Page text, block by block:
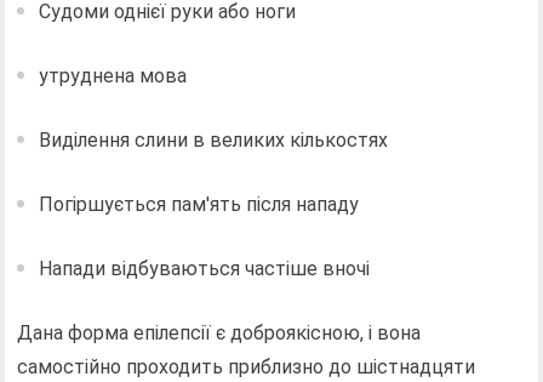
Судоми однієї руки або ноги
утруднена мова
Виділення слини в великих кількостях
Погіршується пам'ять після нападу
Напади відбуваються частіше вночі
Дана форма епілепсії є доброякісною, і вона
самостійно проходить приблизно до шістнадцяти